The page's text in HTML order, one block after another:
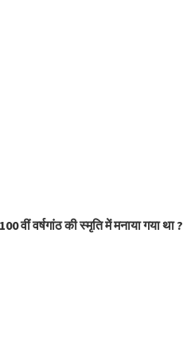
वीं वर्षगांठ की स्मृति में मनाया गया था ?